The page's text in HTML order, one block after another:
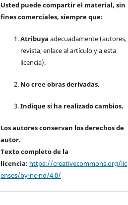
Usted puede compartir el material, sin
fines comerciales, siempre que:
Atribuya adecuadamente (autores,
revista, enlace al artículo y a esta
licencia).
No cree obras derivadas.
Indique si ha realizado cambios.
Los autores conservan los derechos de
autor.
Texto completo de la
licencia: https://creativecommons.org/lic
enses/by-nc-nd/4.0/